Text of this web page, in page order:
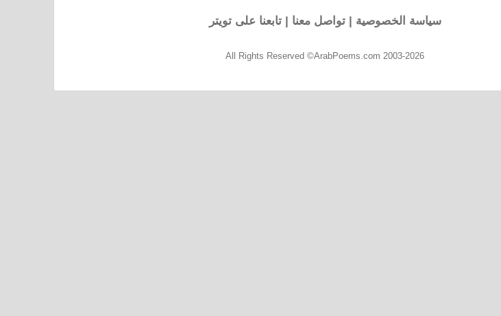
سياسة الخصوصية |تواصل معنا |تابعنا على تويتر
All Rights Reserved ©ArabPoems.com 2003-2026